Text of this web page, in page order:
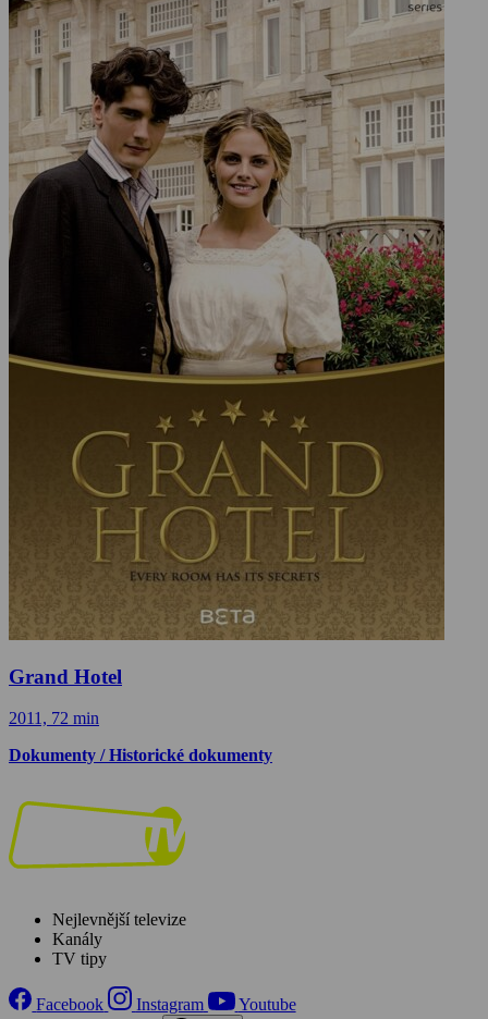
Grand Hotel
2011, 72 min
Dokumenty / Historické dokumenty
Nejlevnější televize
Kanály
TV tipy
Facebook Instagram Youtube